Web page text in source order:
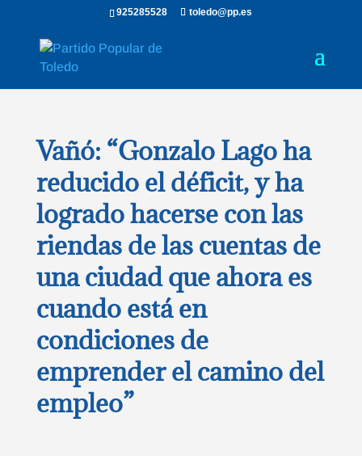
925285528 toledo@pp.es
Vañó: “Gonzalo Lago ha
reducido el déficit, y ha
logrado hacerse con las
riendas de las cuentas de
una ciudad que ahora es
cuando está en
condiciones de
emprender el camino del
empleo”